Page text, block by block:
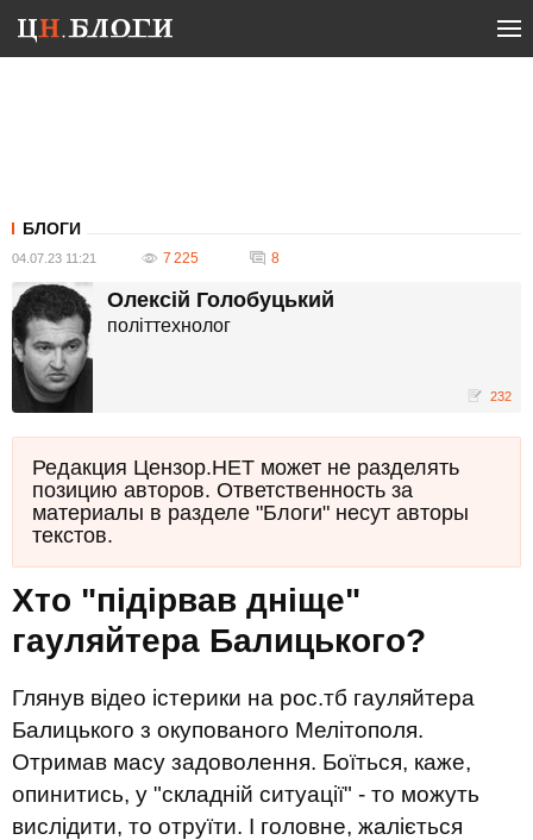
БЛОГИ
04.07.23 11:21 7 225 8
Олексій Голобуцький
політтехнолог
232
Редакция Цензор.НЕТ может не разделять
позицию авторов. Ответственность за
материалы в разделе "Блоги" несут авторы
текстов.
Хто "підірвав дніще"
гауляйтера Балицького?
Глянув відео істерики на рос.тб гауляйтера
Балицького з окупованого Мелітополя.
Отримав масу задоволення. Боїться, каже,
опинитись, у "складній ситуації" - то можуть
вислідити, то отруїти. І головне, жаліється